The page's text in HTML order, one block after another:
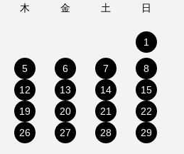
木 金 土 日
1
5 6 7
8
12 13 14
15
19 20 21
22
26 27 28 29